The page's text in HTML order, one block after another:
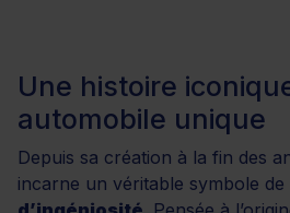
Une histoire
automobile unique
Depuis sa création à la fin des
incarne un véritable symbole de